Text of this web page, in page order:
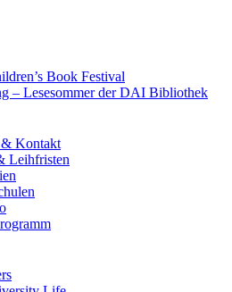
Book Festival
– Lesesommer der DAI Bibliothek
Kontakt
Leihfristen